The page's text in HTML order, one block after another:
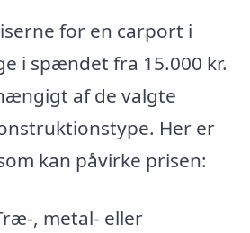
for en carport i
i spændet fra 15.000 kr.
af de valgte
Her er
kan påvirke prisen:
, metal- eller